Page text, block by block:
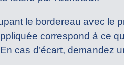
le bordereau avec le
correspond à ce
cas d’écart, demandez